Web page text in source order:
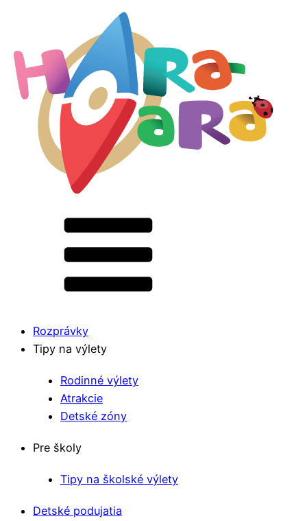
Rozprávky
Tipy na výlety
Rodinné výlety
Atrakcie
Detské zóny
Pre školy
Tipy na školské výlety
Detské podujatia